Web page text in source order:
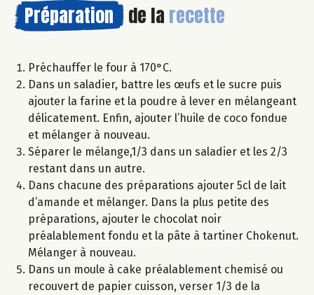
Préparation de la recette
Préchauffer le four à 170°C.
Dans un saladier, battre les œufs et le sucre puis
ajouter la farine et la poudre à lever en mélangeant
délicatement. Enfin, ajouter l’huile de coco fondue
et mélanger à nouveau.
Séparer le mélange,1/3 dans un saladier et les 2/3
restant dans un autre.
Dans chacune des préparations ajouter 5cl de lait
d’amande et mélanger. Dans la plus petite des
préparations, ajouter le chocolat noir
préalablement fondu et la pâte à tartiner Chokenut.
Mélanger à nouveau.
Dans un moule à cake préalablement chemisé ou
recouvert de papier cuisson, verser 1/3 de la